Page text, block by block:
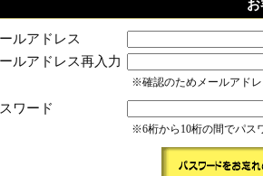
ルアドレス
ルアドレス再入力
※確認のためメールアド
ワード
※6桁から10桁の間でパス